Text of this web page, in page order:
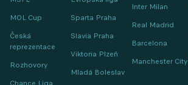
MOL Cup
Česká
reprezentace
Rozhovory
Sparta Praha
Slavia Praha
Viktoria Plzeň
Mladá Boleslav
Inter Milan
Real Madrid
Barcelona
Manchester City